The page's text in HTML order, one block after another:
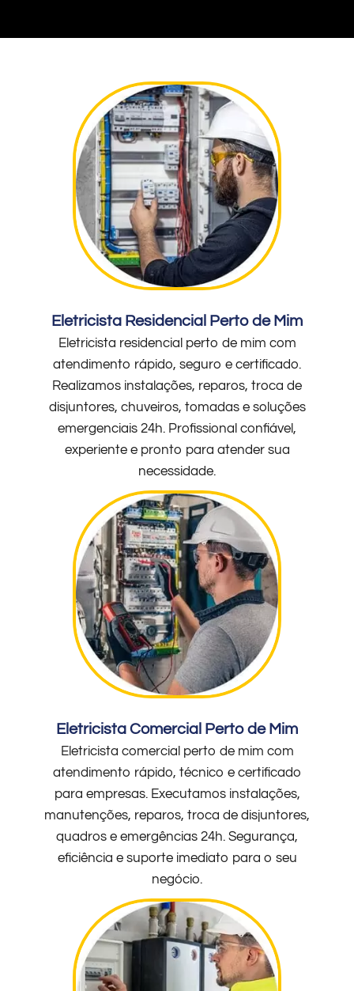
Eletricista Residencial Perto de Mim
Eletricista residencial perto de mim com
atendimento rápido, seguro e certificado.
Realizamos instalações, reparos, troca de
disjuntores, chuveiros, tomadas e soluções
emergenciais 24h. Profissional confiável,
experiente e pronto para atender sua
necessidade.
Eletricista Comercial Perto de Mim
Eletricista comercial perto de mim com
atendimento rápido, técnico e certificado
para empresas. Executamos instalações,
manutenções, reparos, troca de disjuntores,
quadros e emergências 24h. Segurança,
eficiência e suporte imediato para o seu
negócio.